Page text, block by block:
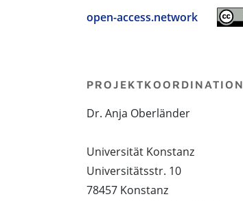
open-access.network
PROJEKTKOORDINATION
Dr. Anja Oberländer
Universität Konstanz
Universitätsstr. 10
78457 Konstanz